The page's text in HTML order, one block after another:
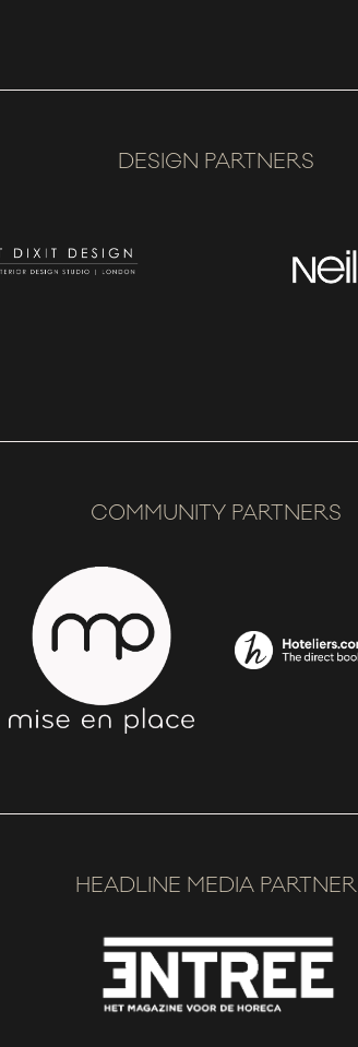
DESIGN PARTNERS
COMMUNITY PARTNERS
HEADLINE MEDIA PARTNER